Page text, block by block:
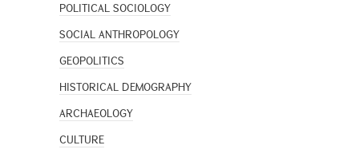
POLITICAL SOCIOLOGY
SOCIAL ANTHROPOLOGY
GEOPOLITICS
HISTORICAL DEMOGRAPHY
ARCHAEOLOGY
CULTURE